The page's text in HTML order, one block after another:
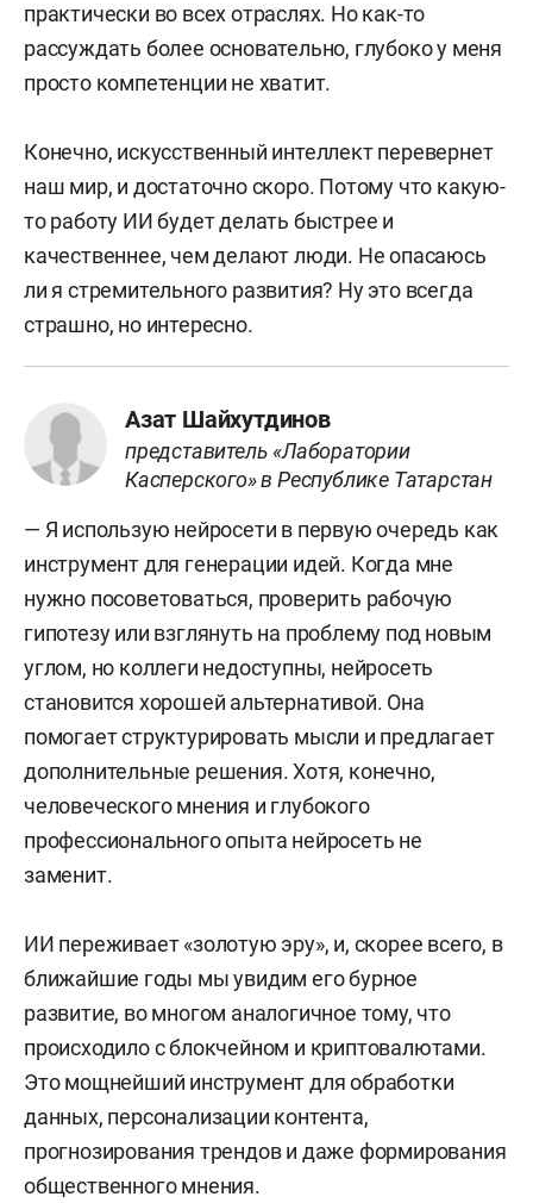
практически во всех отраслях. Но как-то
рассуждать более основательно, глубоко у меня
просто компетенции не хватит.
Конечно, искусственный интеллект перевернет
наш мир, и достаточно скоро. Потому что какую-
то работу ИИ будет делать быстрее и
качественнее, чем делают люди. Не опасаюсь
ли я стремительного развития? Ну это всегда
страшно, но интересно.
Азат Шайхутдинов
представитель «Лаборатории
Касперского» в Республике Татарстан
— Я использую нейросети в первую очередь как
инструмент для генерации идей. Когда мне
нужно посоветоваться, проверить рабочую
гипотезу или взглянуть на проблему под новым
углом, но коллеги недоступны, нейросеть
становится хорошей альтернативой. Она
помогает структурировать мысли и предлагает
дополнительные решения. Хотя, конечно,
человеческого мнения и глубокого
профессионального опыта нейросеть не
заменит.
ИИ переживает «золотую эру», и, скорее всего, в
ближайшие годы мы увидим его бурное
развитие, во многом аналогичное тому, что
происходило с блокчейном и криптовалютами.
Это мощнейший инструмент для обработки
данных, персонализации контента,
прогнозирования трендов и даже формирования
общественного мнения.